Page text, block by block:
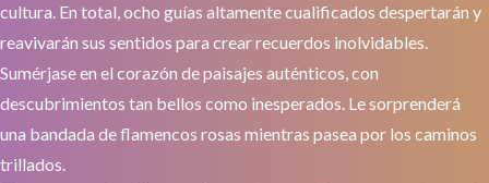
cultura. En total, ocho guías altamente cualificados despertarán y
reavivarán sus sentidos para crear recuerdos inolvidables.
Sumérjase en el corazón de paisajes auténticos, con
descubrimientos tan bellos como inesperados. Le sorprenderá
una bandada de flamencos rosas mientras pasea por los caminos
trillados.